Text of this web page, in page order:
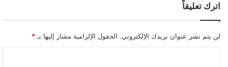
اترك تعليقاً
لن يتم نشر عنوان بريدك الإلكتروني. الحقول الإلزامية مشار إليها بـ *